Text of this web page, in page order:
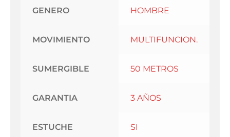
GENERO HOMBRE
MOVIMIENTO MULTIFUNCION.
SUMERGIBLE 50 METROS
GARANTIA 3 AÑOS
ESTUCHE SI